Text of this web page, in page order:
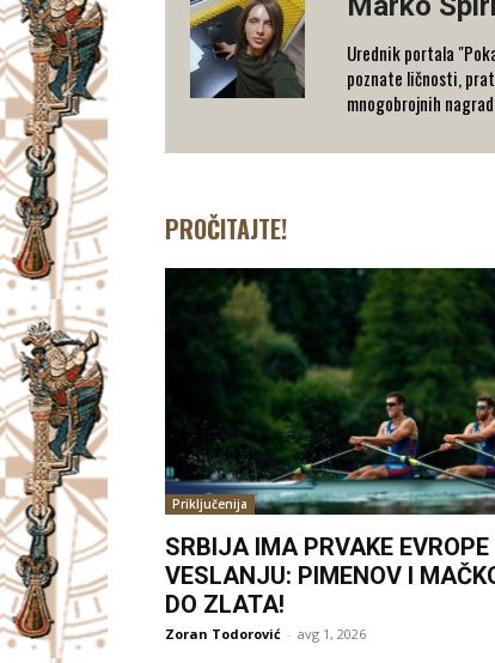
Urednik portala
poznate ličnosti,
mnogobrojnih
PROČITAJTE!
Priključenija
SRBIJA IMA PRVAKE EVROPE
VESLANJU: PIMENOV I
DO ZLATA!
Zoran Todorović - avg 1, 2026